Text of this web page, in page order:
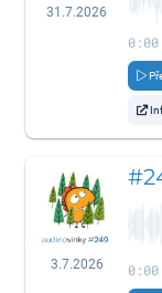
31.7.2026
0:00
3.7.2026 0:00